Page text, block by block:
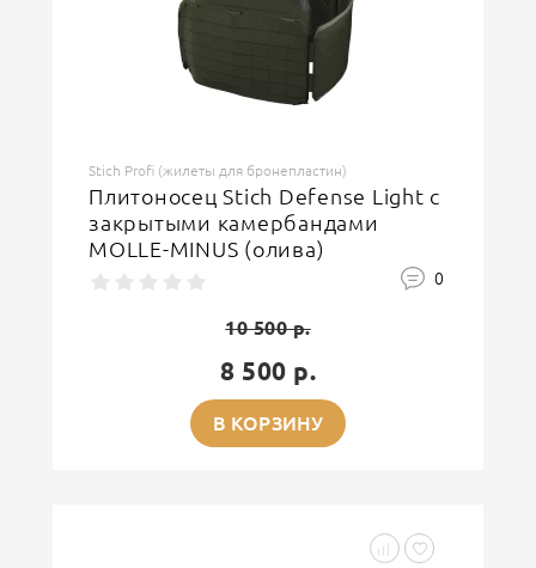
Stich Profi (жилеты для бронепластин)
Плитоносец Stich Defense Light с
закрытыми камербандами
MOLLE-MINUS (олива)
0
10 500 р.
8 500 р.
В КОРЗИНУ